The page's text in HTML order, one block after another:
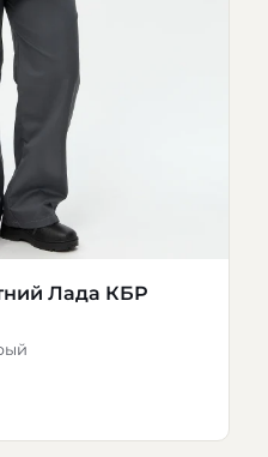
Лада КБР